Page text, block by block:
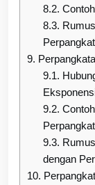
8.2.
8.3.
9.
9.1.
9.2.
9.3.
dengan
10.